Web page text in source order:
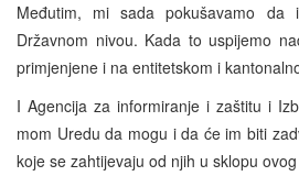
Međutim, mi sada pokušavamo da
Državnom nivou. Kada to uspijemo
primjenjene i na entitetskom i
I Agencija za informiranje i zaštitu i
mom Uredu da mogu i da će im biti
koje se zahtijevaju od njih u sklopu